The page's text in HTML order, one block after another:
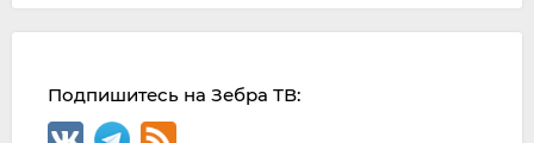
Подпишитесь на Зебра ТВ: